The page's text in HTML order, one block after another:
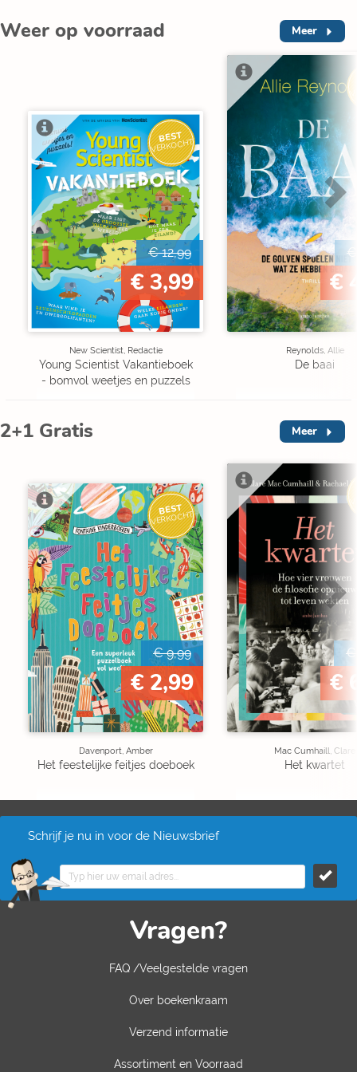
Weer op voorraad Meer
BEST
VERKOCHT
€ 12,99
€ 3,99
New Scientist, Redactie
Young Scientist Vakantieboek
- bomvol weetjes en puzzels
€
€
Reynolds, Allie
De baai
2+1 Gratis Meer
BEST
VERKOCHT
€ 9,99
€ 2,99
Davenport, Amber
Het feestelijke feitjes doeboek
€
€
Mac Cumhaill, Clare
Het kwartet
Schrijf je nu in voor de Nieuwsbrief
Vragen?
FAQ /Veelgestelde vragen
Over boekenkraam
Verzend informatie
Assortiment en Voorraad